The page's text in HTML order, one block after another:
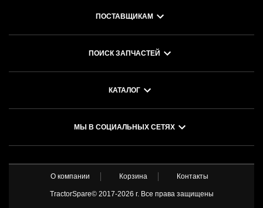
ПОСТАВЩИКАМ
ПОИСК ЗАПЧАСТЕЙ
КАТАЛОГ
МЫ В СОЦИАЛЬНЫХ СЕТЯХ
О компании Корзина Контакты
TractorSpare© 2017-2026 г. Все права защищены